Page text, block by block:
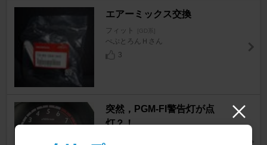
エアーミックス交換
フィット [GD系]
ぺぷとろんＨさん
3
突然，PGM-FI警告灯が点
灯？！